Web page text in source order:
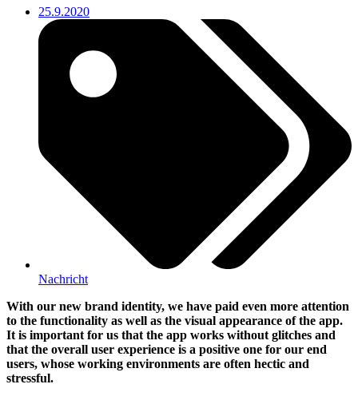
25.9.2020
Nachricht
With our new brand identity, we have paid even more attention
to the functionality as well as the visual appearance of the app.
It is important for us that the app works without glitches and
that the overall user experience is a positive one for our end
users, whose working environments are often hectic and
stressful.